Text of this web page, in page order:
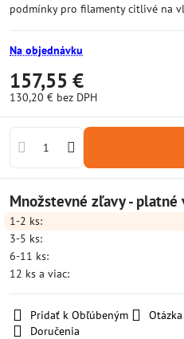
podmínky pro filamenty citlivé na
Na objednávku
157,55 €
130,20 € bez DPH
Množstevné zľavy - platné
1-2 ks:
3-5 ks:
6-11 ks:
12 ks a viac:
Pridať k Obľúbeným
Doručenia